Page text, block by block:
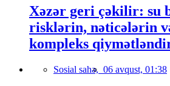
Xəzər geri çəkilir: su
risklərin, nəticələrin
kompleks
Sosial sahə, 06 avqust, 01:38